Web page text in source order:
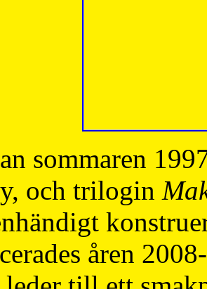
sommaren
och trilogin
åren